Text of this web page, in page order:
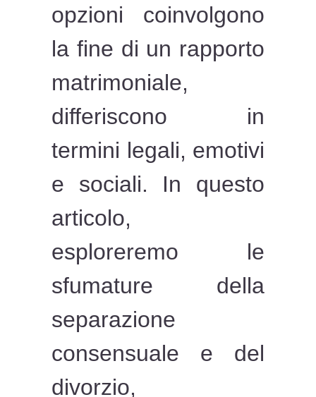
opzioni coinvolgono
la fine di un rapporto
matrimoniale,
differiscono in
termini legali, emotivi
e sociali. In questo
articolo,
esploreremo le
sfumature della
separazione
consensuale e del
divorzio,